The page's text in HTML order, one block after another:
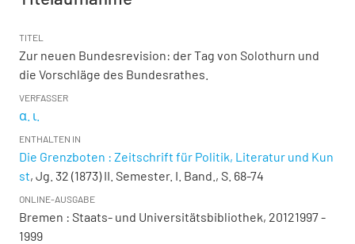
TITEL
Zur neuen Bundesrevision: der Tag von Solothurn und
die Vorschläge des Bundesrathes.
VERFASSER
α. ι.
ENTHALTEN IN
Die Grenzboten : Zeitschrift für Politik, Literatur und Kun
st, Jg. 32 (1873) II. Semester. I. Band., S. 68-74
ONLINE-AUSGABE
Bremen : Staats- und Universitätsbibliothek, 20121997 -
1999